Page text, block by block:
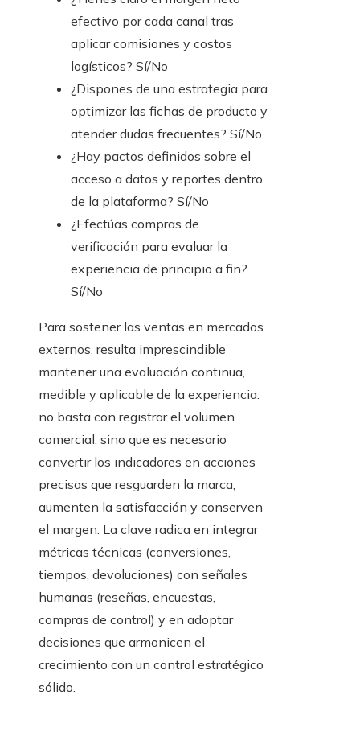
efectivo por cada canal tras
aplicar comisiones y costos
logísticos? Sí/No
¿Dispones de una estrategia para
optimizar las fichas de producto y
atender dudas frecuentes? Sí/No
¿Hay pactos definidos sobre el
acceso a datos y reportes dentro
de la plataforma? Sí/No
¿Efectúas compras de
verificación para evaluar la
experiencia de principio a fin?
Sí/No
Para sostener las ventas en mercados
externos, resulta imprescindible
mantener una evaluación continua,
medible y aplicable de la experiencia:
no basta con registrar el volumen
comercial, sino que es necesario
convertir los indicadores en acciones
precisas que resguarden la marca,
aumenten la satisfacción y conserven
el margen. La clave radica en integrar
métricas técnicas (conversiones,
tiempos, devoluciones) con señales
humanas (reseñas, encuestas,
compras de control) y en adoptar
decisiones que armonicen el
crecimiento con un control estratégico
sólido.